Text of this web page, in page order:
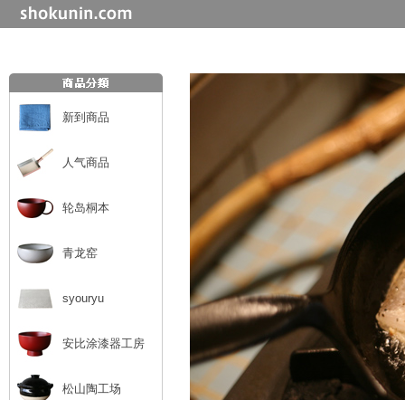
新到商品
人气商品
轮岛桐本
青龙窑
syouryu
安比涂漆器工房
松山陶工场